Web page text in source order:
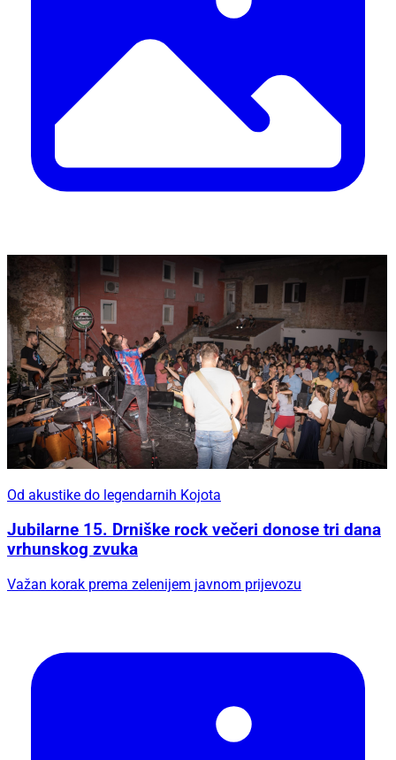
Od akustike do legendarnih Kojota
Jubilarne 15. Drniške rock večeri donose tri dana
vrhunskog zvuka
Važan korak prema zelenijem javnom prijevozu